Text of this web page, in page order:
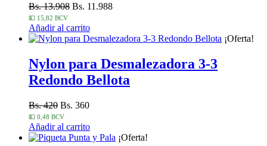
Bs. 13.908 Bs. 11.988
💵 15,82 BCV
Añadir al carrito
¡Oferta!
Nylon para Desmalezadora 3-3
Redondo Bellota
Bs. 420 Bs. 360
💵 0,48 BCV
Añadir al carrito
¡Oferta!